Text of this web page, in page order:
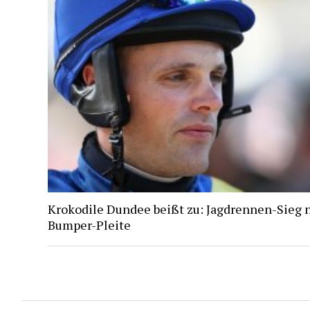
Krokodile Dundee beißt zu: Jagdrennen-Sieg
Bumper-Pleite